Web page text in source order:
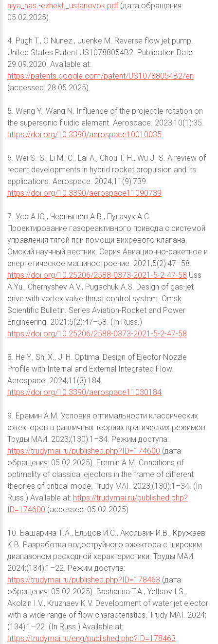
niya_nas.-ezhekt._ustanovok.pdf(дата обращения:
05.02.2025).
4. Pugh T., O Nunez., Juenke M. Reverse flow jet pump.
United States Patent US10788054B2. Publication Date:
29.09.2020. Available at:
https://patents.google.com/patent/US10788054B2/en
(accessed: 28.05.2025).
5. Wang Y., Wang N. Influence of the projectile rotation on
the supersonic fluidic element. Aerospace. 2023;10(1):35.
https://doi.org/10.3390/aerospace10010035
6. Wei S.-S., Li M.-C., Lai A., Chou T.-H., Wu J.-S. A review of
recent developments in hybrid rocket propulsion and its
applications. Aerospace. 2024;11(9):739.
https://doi.org/10.3390/aerospace11090739
7. Усс А.Ю., Чернышев А.В., Пугачук А.С.
Проектирование газореактивного привода с системой
управления тягой при помощи вихревого клапана.
Омский научный вестник. Серия Авиационно-ракетное и
энергетическое машиностроение. 2021;5(2):47–58.
https://doi.org/10.25206/2588-0373-2021-5-2-47-58 Uss
A.Yu., Chernyshev A.V., Pugachuk A.S. Design of gas-jet
drive with vortex valve thrust control system. Omsk
Scientific Bulletin. Series Aviation-Rocket and Power
Engineering. 2021;5(2):47–58. (In Russ.)
https://doi.org/10.25206/2588-0373-2021-5-2-47-58
8. He Y., Shi X., Ji H. Optimal Design of Ejector Nozzle
Profile with Internal and External Integrated Flow.
Aerospace. 2024;11(3):184.
https://doi.org/10.3390/aerospace11030184
9. Еремин А.М. Условия оптимальности классических
эжекторов в различных теориях критических режимов.
Труды МАИ. 2023;(130):1–34. Режим доступа:
https://trudymai.ru/published.php?ID=174600 (дата
обращения: 05.02.2025). Eremin A.M. Conditions of
optimality of classical ejectors in the frame of different
theories of critical mode. Trudy MAI. 2023;(130):1–34. (In
Russ.) Available at: https://trudymai.ru/published.php?
ID=174600 (accessed: 05.02.2025)
10. Башарина Т.А., Ельцов И.С., Акользин И.В., Кружаев
К.В. Разработка водоструйного эжектора с широким
диапазоном расходной характеристики. Труды МАИ.
2024;(134):1–22. Режим доступа:
https://trudymai.ru/published.php?ID=178463 (дата
обращения: 05.02.2025). Basharina T.A., Yeltsov I.S.,
Akolzin I.V., Kruzhaev K.V. Development of water jet ejector
with a wide range of flow characteristics. Trudy MAI. 2024;
(134):1–22. (In Russ.) Available at:
https://trudymai.ru/eng/published.php?ID=178463